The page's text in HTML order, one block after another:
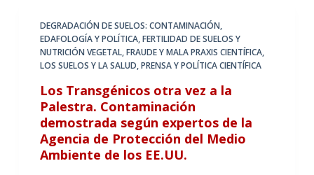
DEGRADACIÓN DE SUELOS: CONTAMINACIÓN,
EDAFOLOGÍA Y POLÍTICA,FERTILIDAD DE SUELOS Y
NUTRICIÓN VEGETAL,FRAUDE Y MALA PRAXIS CIENTÍFICA,
LOS SUELOS Y LA SALUD,PRENSA Y POLÍTICA CIENTÍFICA
Los Transgénicos otra vez a la
Palestra. Contaminación
demostrada según expertos de la
Agencia de Protección del Medio
Ambiente de los EE.UU.